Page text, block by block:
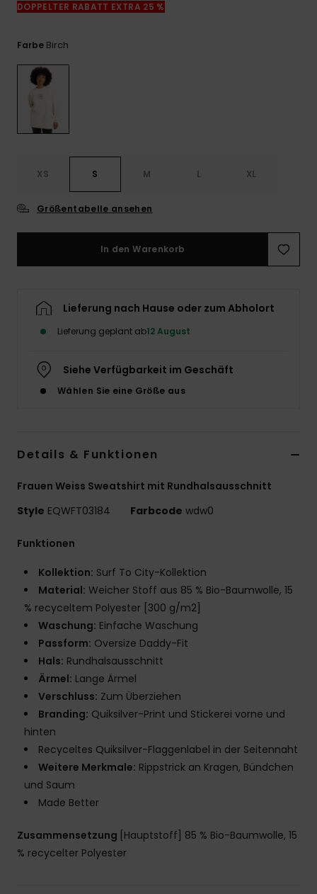
DOPPELTER RABATT EXTRA 25 %
Farbe Birch
XS S M L XL
Größentabelle ansehen
In den Warenkorb
Lieferung nach Hause oder zum Abholort
Lieferung geplant ab12 August
Siehe Verfügbarkeit im Geschäft
Wählen Sie eine Größe aus
Details & Funktionen
Frauen Weiss Sweatshirt mit Rundhalsausschnitt
Style EQWFT03184 Farbcode wdw0
Funktionen
Kollektion: Surf To City-Kollektion
Material: Weicher Stoff aus 85 % Bio-Baumwolle, 15
% recyceltem Polyester [300 g/m2]
Waschung: Einfache Waschung
Passform: Oversize Daddy-Fit
Hals: Rundhalsausschnitt
Ärmel: Lange Ärmel
Verschluss: Zum Überziehen
Branding: Quiksilver-Print und Stickerei vorne und
hinten
Recyceltes Quiksilver-Flaggenlabel in der Seitennaht
Weitere Merkmale: Rippstrick an Kragen, Bündchen
und Saum
Made Better
Zusammensetzung [Hauptstoff] 85 % Bio-Baumwolle, 15
% recycelter Polyester